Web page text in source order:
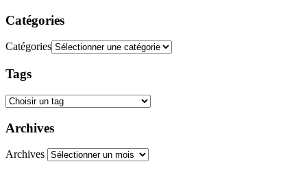
Catégories
Catégories
Tags
Archives
Archives